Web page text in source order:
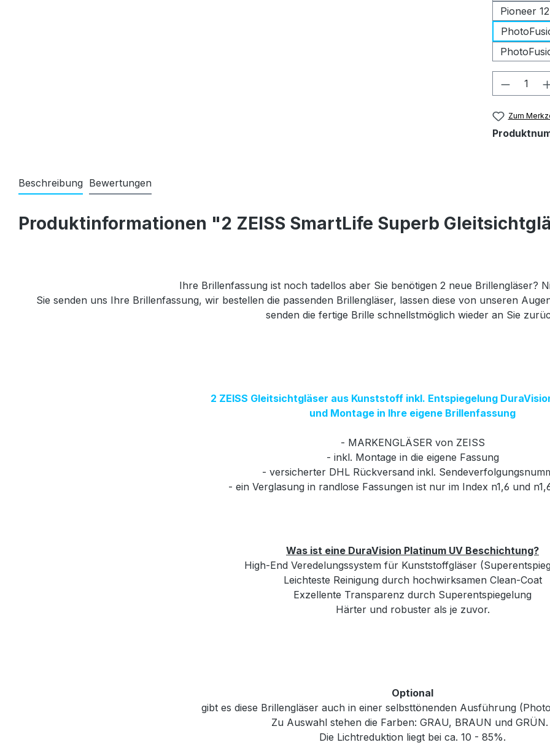
Pioneer
Zum
Beschreibung Bewertungen
Produktinformationen "2 ZEISS SmartLife Superb
Ihre Brillenfassung ist noch tadellos aber Sie benötigen 2 neue Brillengläser?
Sie senden uns Ihre Brillenfassung, wir bestellen die passenden Brillengläser, lassen diese von unseren
senden die fertige Brille schnellstmöglich wieder an Sie
2 ZEISS Gleitsichtgläser aus Kunststoff inkl. Entspiegelung
und Montage in Ihre eigene Brillenfassung
- MARKENGLÄSER von ZEISS
- inkl. Montage in die eigene Fassung
- versicherter DHL Rückversand inkl.
- ein Verglasung in randlose Fassungen ist nur im Index n1,6 und
Was ist eine DuraVision Platinum UV Beschichtung?
High-End Veredelungssystem für Kunststoffgläser
Leichteste Reinigung durch hochwirksamen Clean-Coat
Exzellente Transparenz durch Superentspiegelung
Härter und robuster als je zuvor.
Optional
gibt es diese Brillengläser auch in einer selbsttönenden Ausführung
Zu Auswahl stehen die Farben: GRAU, BRAUN und GRÜN.
Die Lichtreduktion liegt bei ca. 10 - 85%.